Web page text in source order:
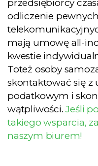
przedsiębiorcy
odliczenie
mają umowę all-
kwestie
Toteż osoby
skontaktować się
podatkowym i
wątpliwości.Jeśli
takiego wsparcia,
naszym biurem!